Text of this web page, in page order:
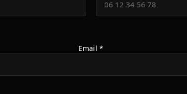
Email *